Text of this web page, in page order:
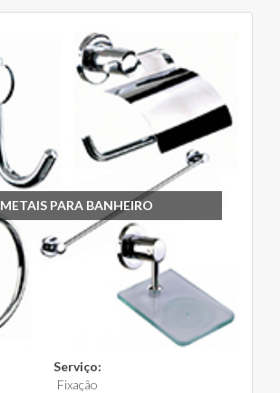
METAIS PARA BANHEIRO
Serviço:
Fixação